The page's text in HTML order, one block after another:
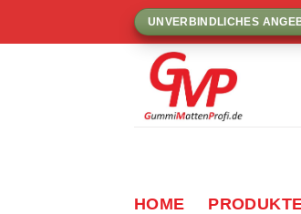
UNVERBINDLICHES
HOME